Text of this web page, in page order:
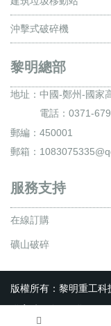
沖擊式破碎機
黎明總部
地址： 中國-鄭州-國家
電話：0371-
郵編：450001
郵箱：
服務支持
在線訂購
礦山破碎
版權所有：黎明重工科